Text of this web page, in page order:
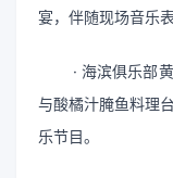
宴，伴随现场音乐
· 海滨俱乐部
与酸橘汁腌鱼料理
乐节目。